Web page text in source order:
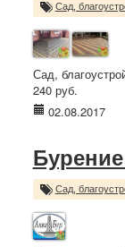
Сад,
Сад,
240 руб.
02.08.2017
Сад,